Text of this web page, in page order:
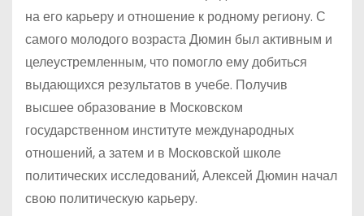
на его карьеру и отношение к родному региону. С
самого молодого возраста Дюмин был активным и
целеустремленным, что помогло ему добиться
выдающихся результатов в учебе. Получив
высшее образование в Московском
государственном институте международных
отношений, а затем и в Московской школе
политических исследований, Алексей Дюмин начал
свою политическую карьеру.